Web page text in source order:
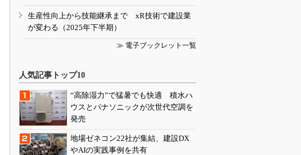
生産性向上から技能継承まで xR技術で建設業
が変わる（2025年下半期）
≫ 電子ブックレット一覧
人気記事トップ10
“高除湿力”で猛暑でも快適 積水ハ
ウスとパナソニックが次世代空調を
発売
地場ゼネコン22社が集結、建設DX
やAIの実践事例を共有